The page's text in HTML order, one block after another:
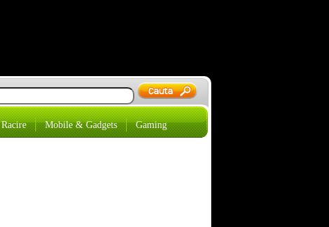
Racire Mobile & Gadgets Gaming